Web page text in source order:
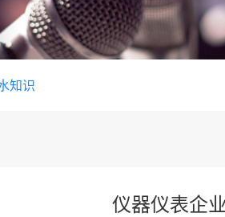
知识
仪器仪表企